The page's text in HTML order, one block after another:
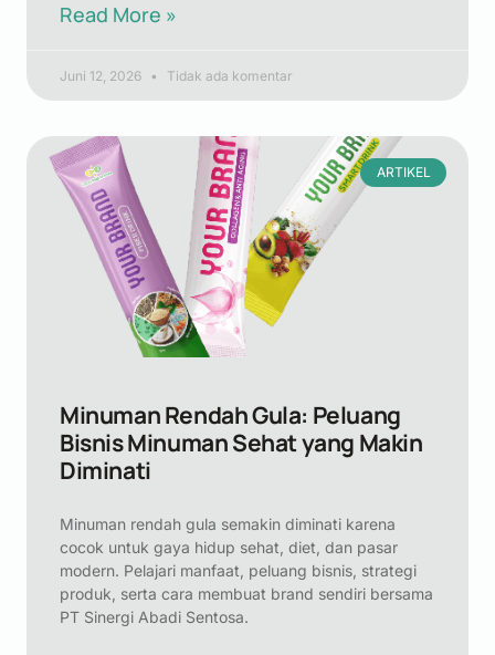
Read More »
Juni 12, 2026 Tidak ada komentar
ARTIKEL
Minuman Rendah Gula: Peluang
Bisnis Minuman Sehat yang Makin
Diminati
Minuman rendah gula semakin diminati karena
cocok untuk gaya hidup sehat, diet, dan pasar
modern. Pelajari manfaat, peluang bisnis, strategi
produk, serta cara membuat brand sendiri bersama
PT Sinergi Abadi Sentosa.